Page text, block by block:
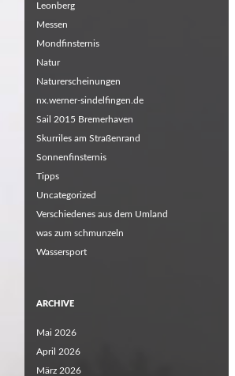
Leonberg
Messen
Mondfinsternis
Natur
Naturerscheinungen
nx.werner-sindelfingen.de
Sail 2015 Bremerhaven
Skurriles am Straßenrand
Sonnenfinsternis
Tipps
Uncategorized
Verschiedenes aus dem Umland
was zum schmunzeln
Wassersport
ARCHIVE
Mai 2026
April 2026
März 2026